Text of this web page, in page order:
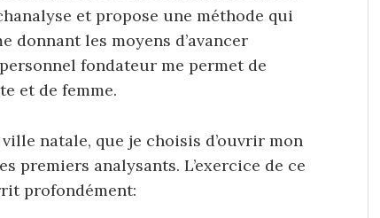
et propose une méthode qui
donnant les moyens d’avancer
fondateur me permet de
et de femme.
natale, que je choisis d’ouvrir mon
premiers analysants. L’exercice de ce
profondément: